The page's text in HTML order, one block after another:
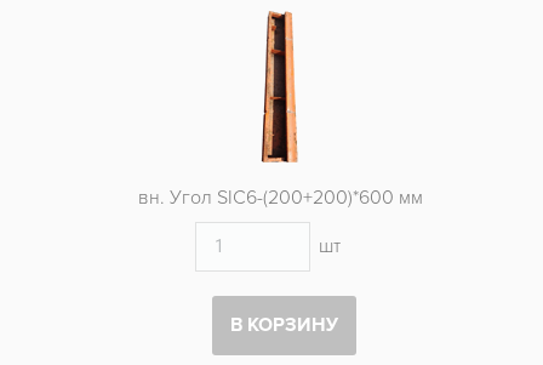
вн. Угол SIC6-(200+200)*600 мм
шт
В КОРЗИНУ